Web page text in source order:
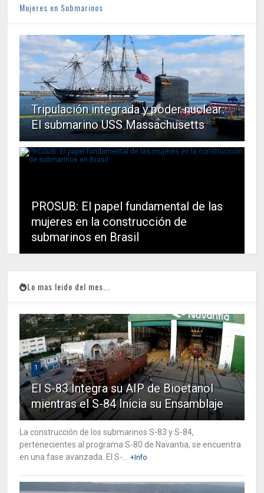
Mujeres en Submarinos
Tripulación integrada y poder nuclear:
El submarino USS Massachusetts
PROSUB: El papel fundamental de las
mujeres en la construcción de
submarinos en Brasil
Lo mas leido del mes...
1
El S-83 Integra su AIP de Bioetanol
mientras el S-84 Inicia su Ensamblaje
La construcción de los submarinos S-83 y S-84,
pertenecientes al programa S-80 de Navantia, se encuentra
en una fase avanzada. El S-...
+Info